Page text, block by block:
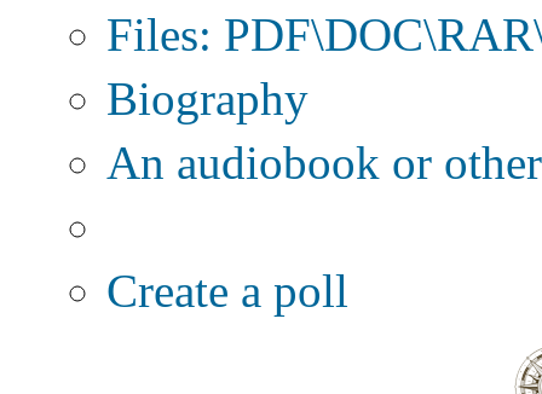
Files:
Biography
An audiobook or
Create a poll